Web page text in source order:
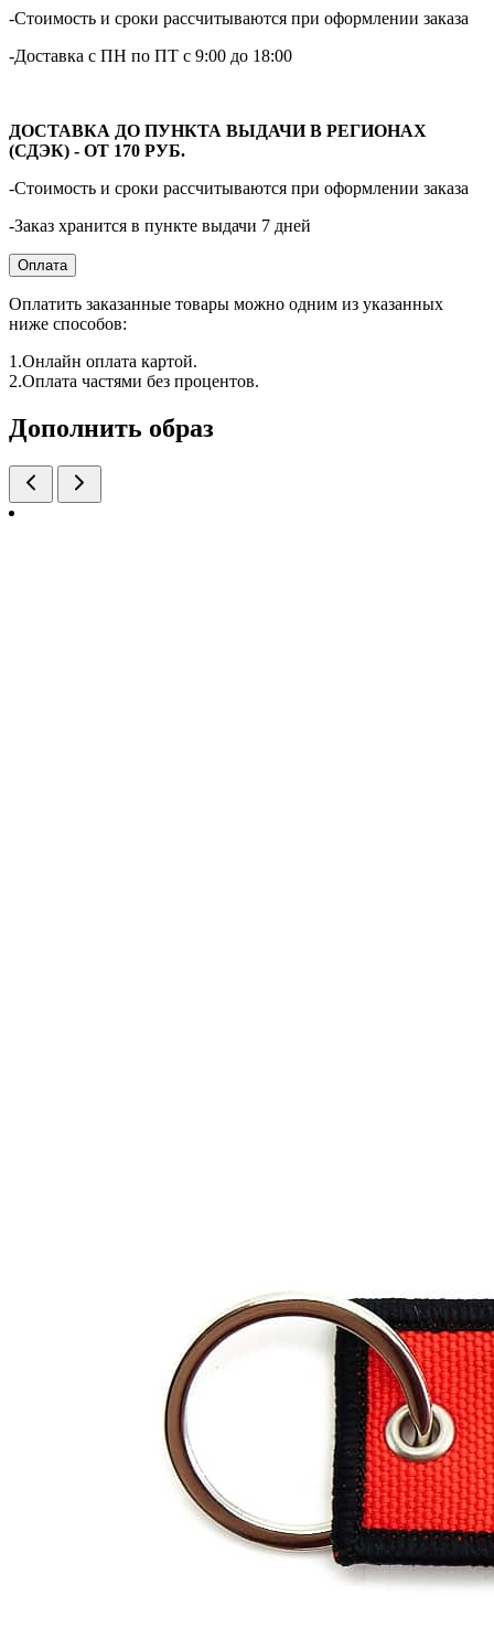
-Стоимость и сроки рассчитываются при оформлении заказа
-Доставка с ПН по ПТ с 9:00 до 18:00
ДОСТАВКА ДО ПУНКТА ВЫДАЧИ В РЕГИОНАХ
(СДЭК) - ОТ 170 РУБ.
-Стоимость и сроки рассчитываются при оформлении заказа
-Заказ хранится в пункте выдачи 7 дней
Оплата
Оплатить заказанные товары можно одним из указанных
ниже способов:
1.Онлайн оплата картой.
2.Оплата частями без процентов.
Дополнить образ